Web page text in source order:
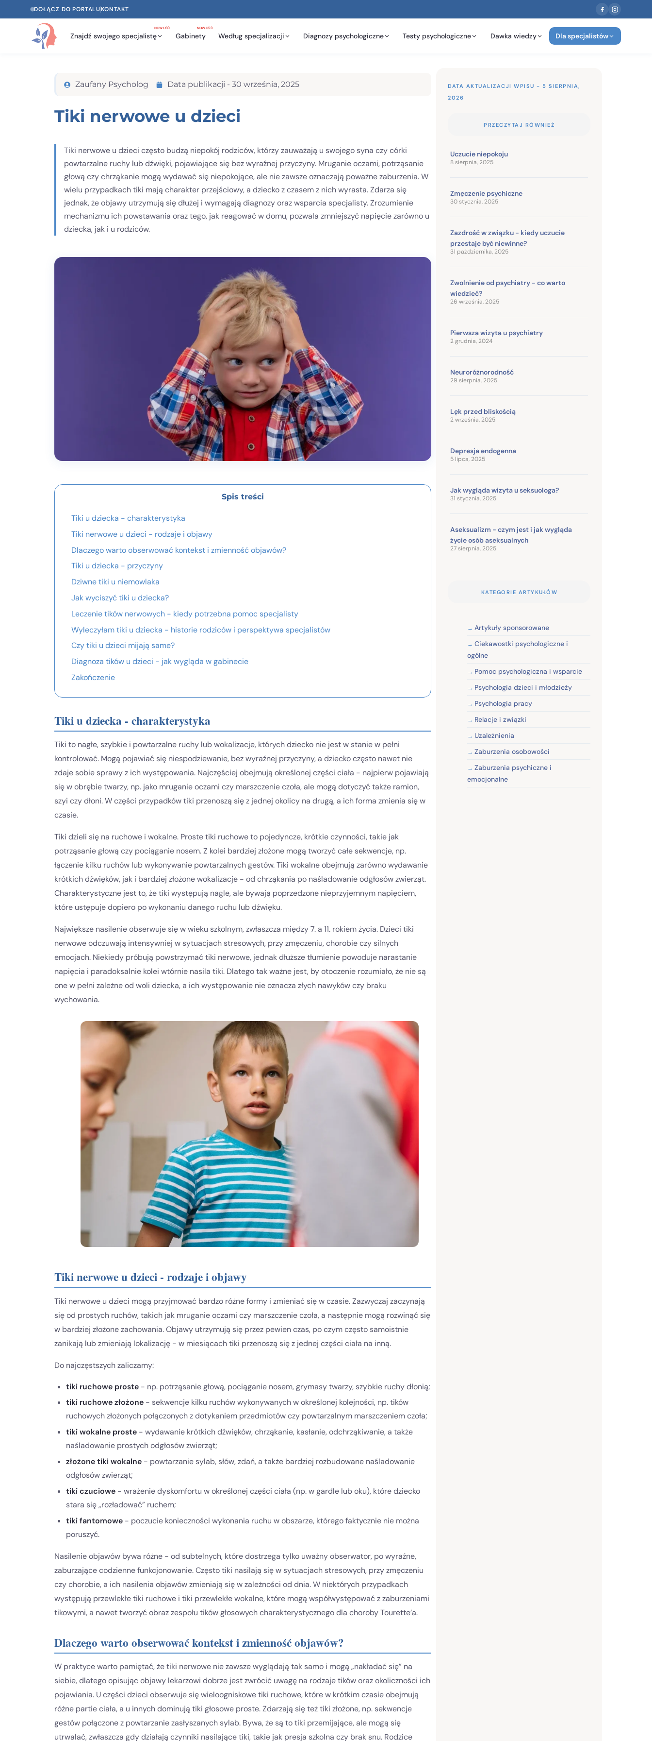
DOŁĄCZ DO PORTALUKONTAKT
Znajdź swojego specjalistę
NOWOŚĆ
Gabinety
NOWOŚĆ
Według specjalizacji Diagnozy psychologiczne Testy psychologiczne Dawka wiedzy Dla specjalistów
Zaufany Psycholog Data publikacji - 30 września, 2025
Tiki nerwowe u dzieci
Tiki nerwowe u dzieci często budzą niepokój rodziców, którzy zauważają u swojego syna czy córki
powtarzalne ruchy lub dźwięki, pojawiające się bez wyraźnej przyczyny. Mruganie oczami, potrząsanie
głową czy chrząkanie mogą wydawać się niepokojące, ale nie zawsze oznaczają poważne zaburzenia. W
wielu przypadkach tiki mają charakter przejściowy, a dziecko z czasem z nich wyrasta. Zdarza się
jednak, że objawy utrzymują się dłużej i wymagają diagnozy oraz wsparcia specjalisty. Zrozumienie
mechanizmu ich powstawania oraz tego, jak reagować w domu, pozwala zmniejszyć napięcie zarówno u
dziecka, jak i u rodziców.
Spis treści
Tiki u dziecka - charakterystyka
Tiki nerwowe u dzieci - rodzaje i objawy
Dlaczego warto obserwować kontekst i zmienność objawów?
Tiki u dziecka - przyczyny
Dziwne tiki u niemowlaka
Jak wyciszyć tiki u dziecka?
Leczenie tików nerwowych - kiedy potrzebna pomoc specjalisty
Wyleczyłam tiki u dziecka - historie rodziców i perspektywa specjalistów
Czy tiki u dzieci mijają same?
Diagnoza tików u dzieci - jak wygląda w gabinecie
Zakończenie
Tiki u dziecka - charakterystyka
Tiki to nagłe, szybkie i powtarzalne ruchy lub wokalizacje, których dziecko nie jest w stanie w pełni
kontrolować. Mogą pojawiać się niespodziewanie, bez wyraźnej przyczyny, a dziecko często nawet nie
zdaje sobie sprawy z ich występowania. Najczęściej obejmują określonej części ciała - najpierw pojawiają
się w obrębie twarzy, np. jako mruganie oczami czy marszczenie czoła, ale mogą dotyczyć także ramion,
szyi czy dłoni. W części przypadków tiki przenoszą się z jednej okolicy na drugą, a ich forma zmienia się w
czasie.
Tiki dzieli się na ruchowe i wokalne. Proste tiki ruchowe to pojedyncze, krótkie czynności, takie jak
potrząsanie głową czy pociąganie nosem. Z kolei bardziej złożone mogą tworzyć całe sekwencje, np.
łączenie kilku ruchów lub wykonywanie powtarzalnych gestów. Tiki wokalne obejmują zarówno wydawanie
krótkich dźwięków, jak i bardziej złożone wokalizacje - od chrząkania po naśladowanie odgłosów zwierząt.
Charakterystyczne jest to, że tiki występują nagle, ale bywają poprzedzone nieprzyjemnym napięciem,
które ustępuje dopiero po wykonaniu danego ruchu lub dźwięku.
Największe nasilenie obserwuje się w wieku szkolnym, zwłaszcza między 7. a 11. rokiem życia. Dzieci tiki
nerwowe odczuwają intensywniej w sytuacjach stresowych, przy zmęczeniu, chorobie czy silnych
emocjach. Niekiedy próbują powstrzymać tiki nerwowe, jednak dłuższe tłumienie powoduje narastanie
napięcia i paradoksalnie kolei wtórnie nasila tiki. Dlatego tak ważne jest, by otoczenie rozumiało, że nie są
one w pełni zależne od woli dziecka, a ich występowanie nie oznacza złych nawyków czy braku
wychowania.
Tiki nerwowe u dzieci - rodzaje i objawy
Tiki nerwowe u dzieci mogą przyjmować bardzo różne formy i zmieniać się w czasie. Zazwyczaj zaczynają
się od prostych ruchów, takich jak mruganie oczami czy marszczenie czoła, a następnie mogą rozwinąć się
w bardziej złożone zachowania. Objawy utrzymują się przez pewien czas, po czym często samoistnie
zanikają lub zmieniają lokalizację - w miesiącach tiki przenoszą się z jednej części ciała na inną.
Do najczęstszych zaliczamy:
tiki ruchowe proste - np. potrząsanie głową, pociąganie nosem, grymasy twarzy, szybkie ruchy dłonią;
tiki ruchowe złożone - sekwencje kilku ruchów wykonywanych w określonej kolejności, np. tików
ruchowych złożonych połączonych z dotykaniem przedmiotów czy powtarzalnym marszczeniem czoła;
tiki wokalne proste - wydawanie krótkich dźwięków, chrząkanie, kasłanie, odchrząkiwanie, a także
naśladowanie prostych odgłosów zwierząt;
złożone tiki wokalne - powtarzanie sylab, słów, zdań, a także bardziej rozbudowane naśladowanie
odgłosów zwierząt;
tiki czuciowe - wrażenie dyskomfortu w określonej części ciała (np. w gardle lub oku), które dziecko
stara się „rozładować” ruchem;
tiki fantomowe - poczucie konieczności wykonania ruchu w obszarze, którego faktycznie nie można
poruszyć.
Nasilenie objawów bywa różne - od subtelnych, które dostrzega tylko uważny obserwator, po wyraźne,
zaburzające codzienne funkcjonowanie. Często tiki nasilają się w sytuacjach stresowych, przy zmęczeniu
czy chorobie, a ich nasilenia objawów zmieniają się w zależności od dnia. W niektórych przypadkach
występują przewlekłe tiki ruchowe i tiki przewlekłe wokalne, które mogą współwystępować z zaburzeniami
tikowymi, a nawet tworzyć obraz zespołu tików głosowych charakterystycznego dla choroby Tourette’a.
Dlaczego warto obserwować kontekst i zmienność objawów?
W praktyce warto pamiętać, że tiki nerwowe nie zawsze wyglądają tak samo i mogą „nakładać się” na
siebie, dlatego opisując objawy lekarzowi dobrze jest zwrócić uwagę na rodzaje tików oraz okoliczności ich
pojawiania. U części dzieci obserwuje się wieloogniskowe tiki ruchowe, które w krótkim czasie obejmują
różne partie ciała, a u innych dominują tiki głosowe proste. Zdarzają się też tiki złożone, np. sekwencje
gestów połączone z powtarzanie zasłyszanych sylab. Bywa, że są to tiki przemijające, ale mogą się
utrwalać, zwłaszcza gdy działają czynniki nasilające tiki, takie jak presja szkolna czy brak snu. Rodzice
DATA AKTUALIZACJI WPISU - 5 SIERPNIA,
2026
PRZECZYTAJ RÓWNIEŻ
Uczucie niepokoju
8 sierpnia, 2025
Zmęczenie psychiczne
30 stycznia, 2025
Zazdrość w związku - kiedy uczucie
przestaje być niewinne?
31 października, 2025
Zwolnienie od psychiatry - co warto
wiedzieć?
26 września, 2025
Pierwsza wizyta u psychiatry
2 grudnia, 2024
Neuroróżnorodność
29 sierpnia, 2025
Lęk przed bliskością
2 września, 2025
Depresja endogenna
5 lipca, 2025
Jak wygląda wizyta u seksuologa?
31 stycznia, 2025
Aseksualizm - czym jest i jak wygląda
życie osób aseksualnych
27 sierpnia, 2025
KATEGORIE ARTYKUŁÓW
Artykuły sponsorowane
Ciekawostki psychologiczne i
ogólne
Pomoc psychologiczna i wsparcie
Psychologia dzieci i młodzieży
Psychologia pracy
Relacje i związki
Uzależnienia
Zaburzenia osobowości
Zaburzenia psychiczne i
emocjonalne